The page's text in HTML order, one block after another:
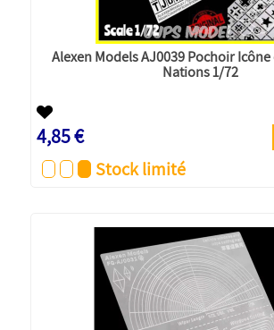
Alexen Models AJ0039 Pochoir
Nations 1/72
4,85 €
Stock limité